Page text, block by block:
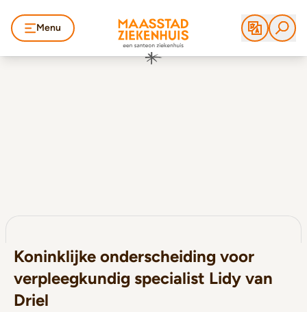
Menu
Koninklijke onderscheiding voor
verpleegkundig specialist Lidy van
Driel